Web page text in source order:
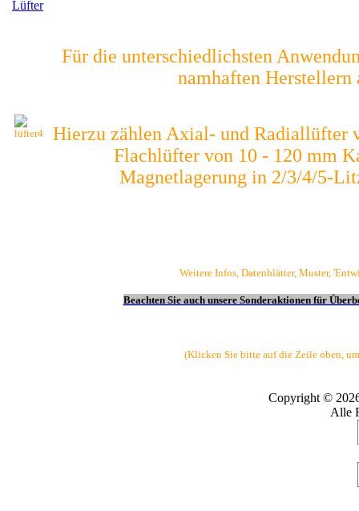
Lüfter
Für die unterschiedlichsten
namhaften Herstellern
Hierzu zählen Axial- und Radiallüfter
Flachlüfter von 10 - 120 mm
Magnetlagerung in 2/3/4/5-
Weitere Infos, Datenblätter, Muster,
Beachten Sie auch unsere Sonderaktionen für
(Klicken Sie bitte auf die Zeile oben,
Copyright ©
Alle